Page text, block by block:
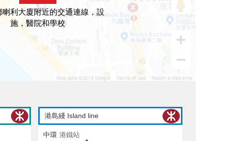
喇利大廈附近的交通連線，設
施，醫院和學校
港島綫 Island line
中環 港鐵站